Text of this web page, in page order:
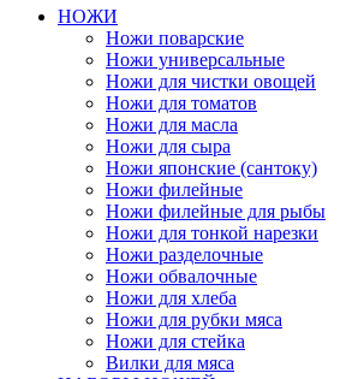
НОЖИ
Ножи поварские
Ножи универсальные
Ножи для чистки овощей
Ножи для томатов
Ножи для масла
Ножи для сыра
Ножи японские (сантоку)
Ножи филейные
Ножи филейные для рыбы
Ножи для тонкой нарезки
Ножи разделочные
Ножи обвалочные
Ножи для хлеба
Ножи для рубки мяса
Ножи для стейка
Вилки для мяса